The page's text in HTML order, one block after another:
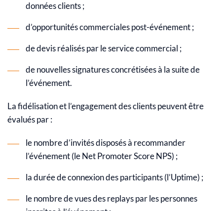
données clients ;
d’opportunités commerciales post-événement ;
de devis réalisés par le service commercial ;
de nouvelles signatures concrétisées à la suite de
l’événement.
La fidélisation et l’engagement des clients peuvent être
évalués par :
le nombre d’invités disposés à recommander
l’événement (le Net Promoter Score NPS) ;
la durée de connexion des participants (l’Uptime) ;
le nombre de vues des replays par les personnes